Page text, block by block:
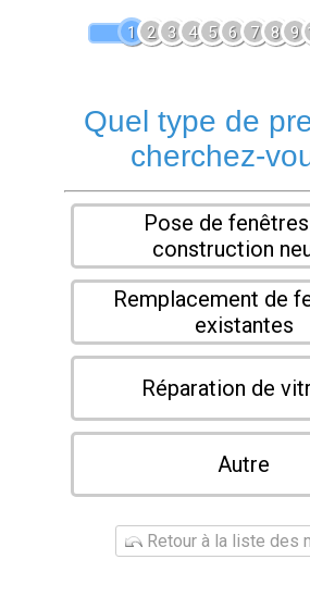
1 2 3 4 5 6 7 8 9
Quel type de
cherchez-
Pose de
construction
Remplacement de
existantes
Réparation de
Autre
Retour à la liste des